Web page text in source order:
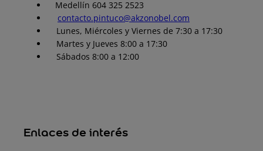
Medellín 604 325 2523
contacto.pintuco@akzonobel.com
Lunes, Miércoles y Viernes de 7:30 a 17:30
Martes y Jueves 8:00 a 17:30
Sábados 8:00 a 12:00
Enlaces de interés